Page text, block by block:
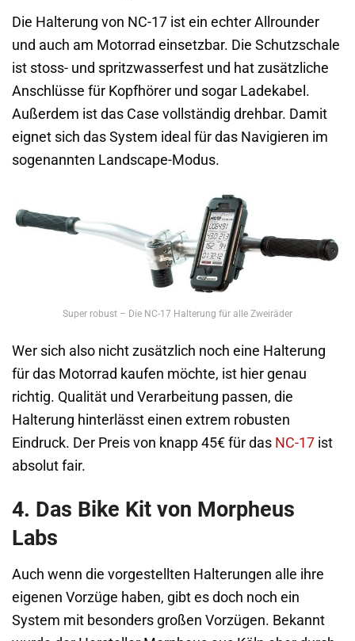
Die Halterung von NC-17 ist ein echter Allrounder
und auch am Motorrad einsetzbar. Die Schutzschale
ist stoss- und spritzwasserfest und hat zusätzliche
Anschlüsse für Kopfhörer und sogar Ladekabel.
Außerdem ist das Case vollständig drehbar. Damit
eignet sich das System ideal für das Navigieren im
sogenannten Landscape-Modus.
Super robust – Die NC-17 Halterung für alle Zweiräder
Wer sich also nicht zusätzlich noch eine Halterung
für das Motorrad kaufen möchte, ist hier genau
richtig. Qualität und Verarbeitung passen, die
Halterung hinterlässt einen extrem robusten
Eindruck. Der Preis von knapp 45€ für das NC-17 ist
absolut fair.
4. Das Bike Kit von Morpheus
Labs
Auch wenn die vorgestellten Halterungen alle ihre
eigenen Vorzüge haben, gibt es doch noch ein
System mit besonders großen Vorzügen. Bekannt